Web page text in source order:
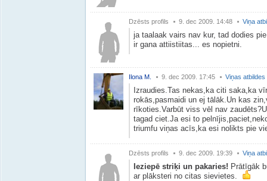
Dzēsts profils 9. dec 2009. 14:48 Viņa
ja taalaak vairs nav kur, tad dodies
ir gana attiistiitas... es nopietni.
Ilona M. 9. dec 2009. 17:45 Viņas atbildes
Izraudies.Tas nekas,ka citi saka,ka
rokās,pasmaidi un ej tālāk.Un kas
rīkoties.Varbūt viss vēl nav
tagad ciet.Ja esi to
triumfu viņas acīs,ka esi nolikts pie
Dzēsts profils 9. dec 2009. 19:39 Viņa
Ieziepē striķi un pakaries! Prātīgāk
ar plāksteri no citas sievietes.